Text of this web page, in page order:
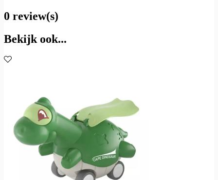
0 review(s)
Bekijk ook...